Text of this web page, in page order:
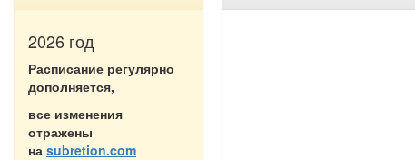
2026 год
Расписание регулярно
дополняется,
все изменения
отражены
на subretion.com